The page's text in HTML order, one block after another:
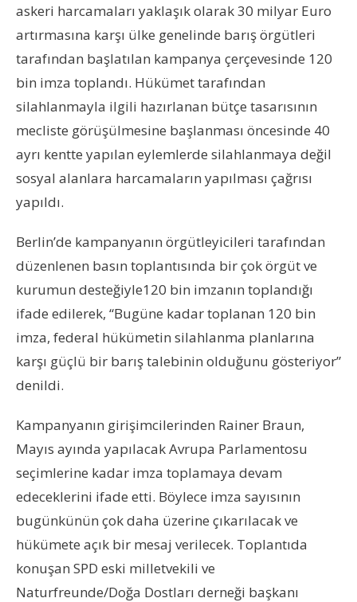
askeri harcamaları yaklaşık olarak 30 milyar Euro
artırmasına karşı ülke genelinde barış örgütleri
tarafından başlatılan kampanya çerçevesinde 120
bin imza toplandı. Hükümet tarafından
silahlanmayla ilgili hazırlanan bütçe tasarısının
mecliste görüşülmesine başlanması öncesinde 40
ayrı kentte yapılan eylemlerde silahlanmaya değil
sosyal alanlara harcamaların yapılması çağrısı
yapıldı.
Berlin’de kampanyanın örgütleyicileri tarafından
düzenlenen basın toplantısında bir çok örgüt ve
kurumun desteğiyle120 bin imzanın toplandığı
ifade edilerek, “Bugüne kadar toplanan 120 bin
imza, federal hükümetin silahlanma planlarına
karşı güçlü bir barış talebinin olduğunu gösteriyor”
denildi.
Kampanyanın girişimcilerinden Rainer Braun,
Mayıs ayında yapılacak Avrupa Parlamentosu
seçimlerine kadar imza toplamaya devam
edeceklerini ifade etti. Böylece imza sayısının
bugünkünün çok daha üzerine çıkarılacak ve
hükümete açık bir mesaj verilecek. Toplantıda
konuşan SPD eski milletvekili ve
Naturfreunde/Doğa Dostları derneği başkanı